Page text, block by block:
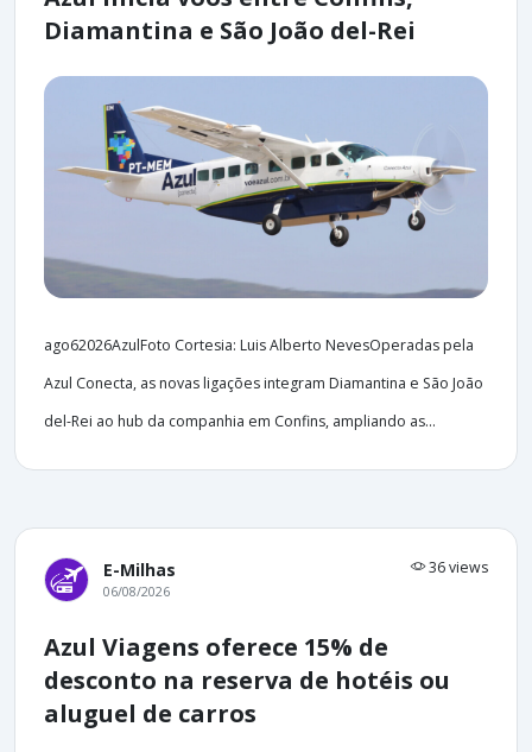
Diamantina e São João del-Rei
ago62026AzulFoto Cortesia: Luis Alberto NevesOperadas pela
Azul Conecta, as novas ligações integram Diamantina e São João
del-Rei ao hub da companhia em Confins, ampliando as...
E-Milhas 36 views
06/08/2026
Azul Viagens oferece 15% de
desconto na reserva de hotéis ou
aluguel de carros